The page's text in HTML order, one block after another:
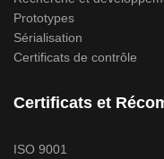
Prototypes
Sérialisation
Certificats de contrôle
Certificats et
ISO 9001